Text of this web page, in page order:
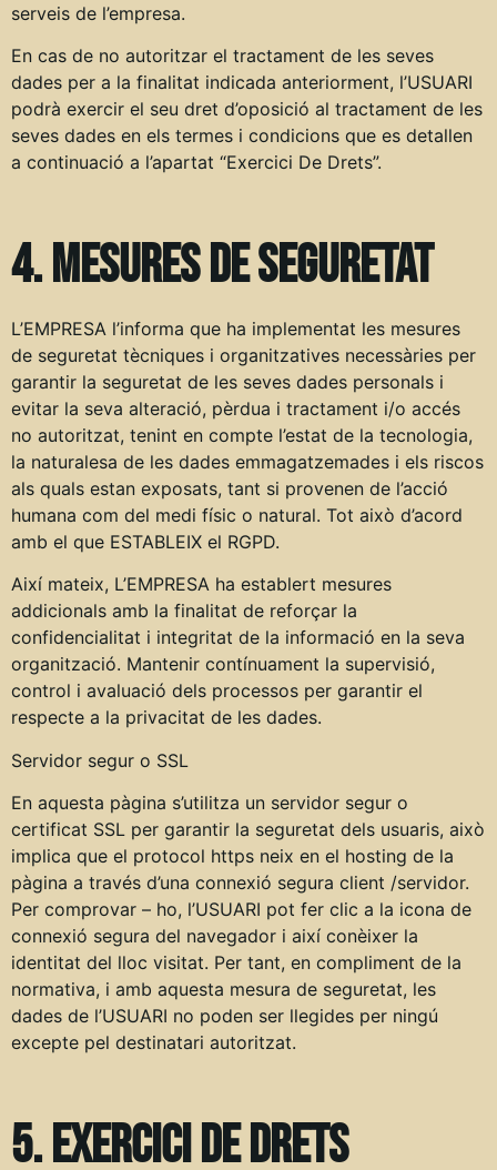
serveis de l’empresa.
En cas de no autoritzar el tractament de les seves
dades per a la finalitat indicada anteriorment, l’USUARI
podrà exercir el seu dret d’oposició al tractament de les
seves dades en els termes i condicions que es detallen
a continuació a l’apartat “Exercici De Drets”.
4. Mesures de seguretat
L’EMPRESA l’informa que ha implementat les mesures
de seguretat tècniques i organitzatives necessàries per
garantir la seguretat de les seves dades personals i
evitar la seva alteració, pèrdua i tractament i/o accés
no autoritzat, tenint en compte l’estat de la tecnologia,
la naturalesa de les dades emmagatzemades i els riscos
als quals estan exposats, tant si provenen de l’acció
humana com del medi físic o natural. Tot això d’acord
amb el que ESTABLEIX el RGPD.
Així mateix, L’EMPRESA ha establert mesures
addicionals amb la finalitat de reforçar la
confidencialitat i integritat de la informació en la seva
organització. Mantenir contínuament la supervisió,
control i avaluació dels processos per garantir el
respecte a la privacitat de les dades.
Servidor segur o SSL
En aquesta pàgina s’utilitza un servidor segur o
certificat SSL per garantir la seguretat dels usuaris, això
implica que el protocol https neix en el hosting de la
pàgina a través d’una connexió segura client /servidor.
Per comprovar – ho, l’USUARI pot fer clic a la icona de
connexió segura del navegador i així conèixer la
identitat del lloc visitat. Per tant, en compliment de la
normativa, i amb aquesta mesura de seguretat, les
dades de l’USUARI no poden ser llegides per ningú
excepte pel destinatari autoritzat.
5. Exercici de drets